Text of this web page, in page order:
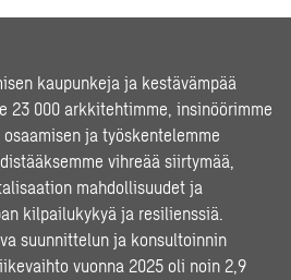
kaupunkeja ja kestävämpää
23 000 arkkitehtimme, insinöörimme
ja työskentelemme
vihreää siirtymää,
mahdollisuudet ja
kilpailukykyä ja resilienssiä.
suunnittelun ja konsultoinnin
vuonna 2025 oli noin 2,9